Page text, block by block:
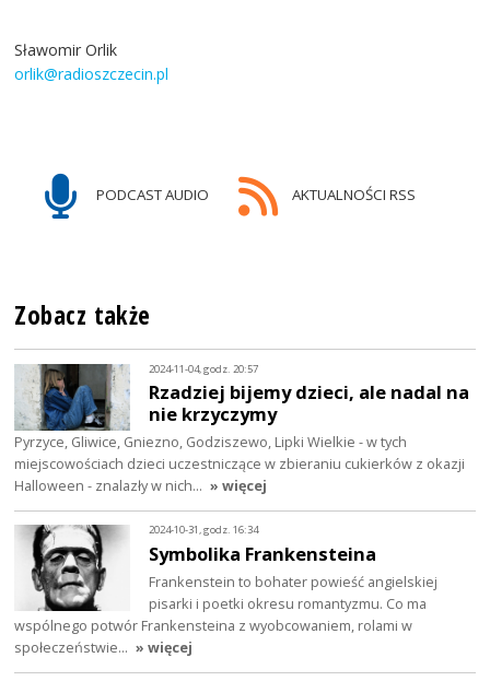
Sławomir Orlik
orlik@radioszczecin.pl
PODCAST AUDIO AKTUALNOŚCI RSS
Zobacz także
2024-11-04, godz. 20:57
Rzadziej bijemy dzieci, ale nadal na
nie krzyczymy
Pyrzyce, Gliwice, Gniezno, Godziszewo, Lipki Wielkie - w tych
miejscowościach dzieci uczestniczące w zbieraniu cukierków z okazji
Halloween - znalazły w nich… » więcej
2024-10-31, godz. 16:34
Symbolika Frankensteina
Frankenstein to bohater powieść angielskiej
pisarki i poetki okresu romantyzmu. Co ma
wspólnego potwór Frankensteina z wyobcowaniem, rolami w
społeczeństwie… » więcej